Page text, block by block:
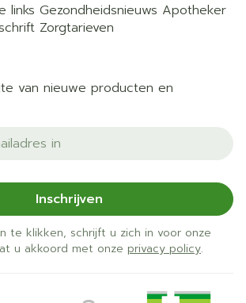
links Gezondheidsnieuws Apotheker
Zorgtarieven
van nieuwe producten en
Inschrijven
te klikken, schrijft u zich in voor onze
u akkoord met onze privacy policy.